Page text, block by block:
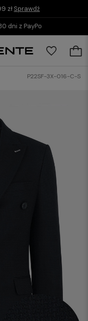
zł Sprawdź
z PayPo
P22SF-3X-016-C-S